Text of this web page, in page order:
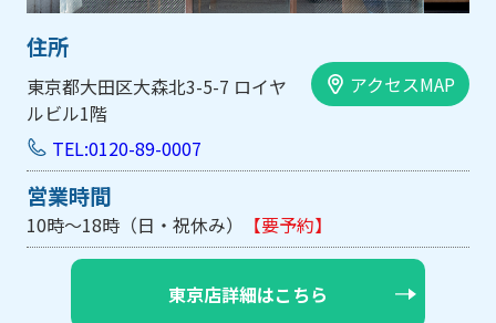
住所
大阪市中央区内平野町1-1-5 西大
手前ビル103号
アクセスMAP
TEL:0120-89-0007
営業時間
10時～18時（日・祝休み/土曜は不定休）
大阪店詳細はこちら